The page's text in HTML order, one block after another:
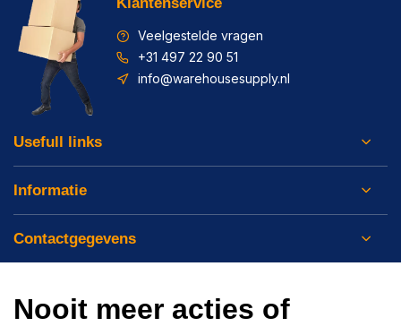
Veelgestelde vragen
+31 497 22 90 51
info@warehousesupply.nl
Usefull links
Informatie
Contactgegevens
Nooit meer acties of